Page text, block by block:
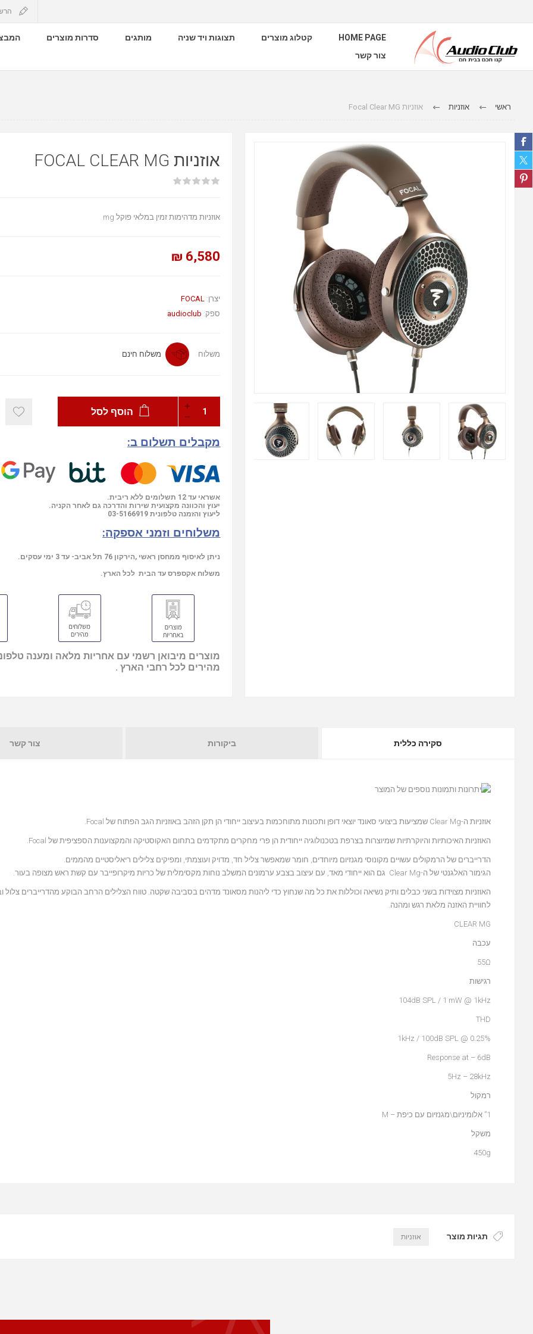
HOME PAGE קטלוג מוצרים תצוגות ויד שניה מותגים סדרות מוצרים
צור קשר
ראשי אוזניות אוזניות Focal Clear MG
אוזניות FOCAL CLEAR MG
אוזניות מדהימות זמין במלאי פוקל mg
6,580 ₪
יצרן: FOCAL
ספק: audioclub
משלוח משלוח חינם
הוסף לסל
מקבלים תשלום ב:
אשראי עד 12 תשלומים ללא ריבית.
יעוץ והכוונה מקצועית שירות והדרכה גם לאחר הקניה.
ליעוץ והזמנה טלפונית 03-5166919
משלוחים וזמני אספקה:
ניתן לאיסוף ממחסן ראשי ,הירקון 76 תל אביב- עד 3 ימי עסקים.
משלוח אקספרס עד הבית לכל הארץ.
מוצרים מיבואן רשמי עם אחריות מלאה ומענה
מהירים לכל רחבי הארץ .
סקירה כללית ביקורות צור קשר
אוזניות ה-Clear Mg שמציעות ביצועי סאונד יוצאי דופן ותכונות מתוחכמות בעיצוב ייחודי הן תקן הזהב באוזניות הגב הפתוח של Focal.
האוזניות האיכותיות והיוקרתיות שמיוצרות בצרפת בטכנולוגיה ייחודית הן פרי מחקרים מתקדמים בתחום האקוסטיקה והמקצוענות הספציפית של Focal.
הדרייברים של הרמקולים עשויים מקונוסי מגנזיום מיוחדים, חומר שמאפשר צליל חד, מדויק ועוצמתי, ומפיקים צלילים ריאליסטיים מהממים.
הגימור האלגנטי של ה-Clear Mg גם הוא ייחודי מאד, עם עיצוב בצבע ערמונים המשלב נוחות מקסימלית של כריות מיקרופייבר עם קשת ראש מצופה בעור.
האוזניות מצוידות בשני כבלים ותיק נשיאה וכוללות את כל מה שנחוץ כדי ליהנות מסאונד מדהים בסביבה שקטה. טווח הצלילים הרחב הבוקע מהדרייברים צלול
לחוויית האזנה מלאת רגש ומהנה.
CLEAR MG
עכבה
55Ω
רגישות
104dB SPL / 1 mW @ 1kHz
THD
0.25% @ 1kHz / 100dB SPL
Response at – 6dB
5Hz – 28kHz
רמקול
1” אלומיניום\מגנזיום עם כיפת – M
משקל
450g
תגיות מוצר אוזניות